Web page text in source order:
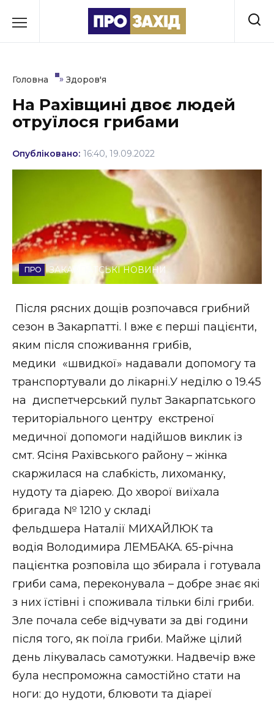
до
Культура
Освіта
Соціум
Спорт
Стиль життя
Втрачений Ужгород
Втрачений Ужгород (відеоверсія)
ЗАКАРПАТСЬКІ НОВИНИ
НОВИНИ ЗАХІДНОЇ УКРАЇНИ
ФОТО
ВІДЕО
Головна » Здоров'я
На Рахівщині двоє людей
отруїлося грибами
Опубліковано: 16:40, 19.09.2022
ЗАКАРПАТСЬКІ НОВИНИ
Після рясних дощів розпочався грибний
сезон в Закарпатті. І вже є перші пацієнти,
яким після споживання грибів,
медики «швидкої» надавали допомогу та
транспортували до лікарні.У неділю о 19.45
на диспетчерський пульт Закарпатського
територіального центру екстреної
медичної допомоги надійшов виклик із
смт. Ясіня Рахівського району – жінка
скаржилася на слабкість, лихоманку,
нудоту та діарею. До хворої виїхала
бригада № 1210 у складі
фельдшера Наталії МИХАЙЛЮК та
водія Володимира ЛЕМБАКА. 65-річна
пацієнтка розповіла що збирала і готувала
гриби сама, переконувала – добре знає які
з них їстівні і споживала тільки білі гриби.
Зле почала себе відчувати за дві години
після того, як поїла гриби. Майже цілий
день лікувалась самотужки. Надвечір вже
була неспроможна самостійно стати на
ноги: до нудоти, блювоти та діареї